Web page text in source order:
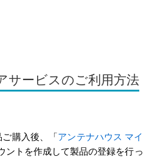
サービスのご利用方法
購入後、「アンテナハウス マイ
ントを作成して製品の登録を行っ